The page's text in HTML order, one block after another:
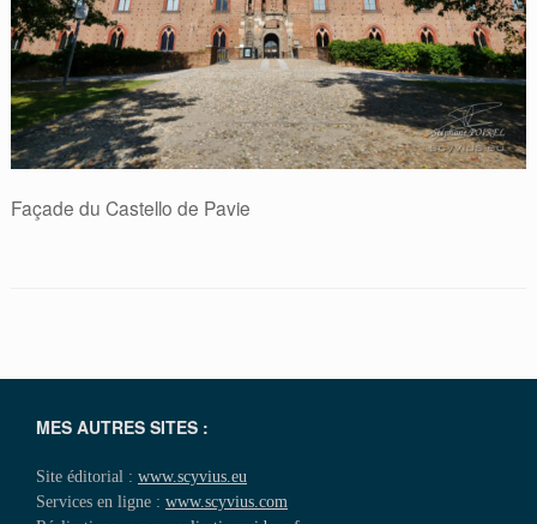
Façade du Castello de Pavie
MES AUTRES SITES :
Site éditorial : www.scyvius.eu
Services en ligne : www.scyvius.com